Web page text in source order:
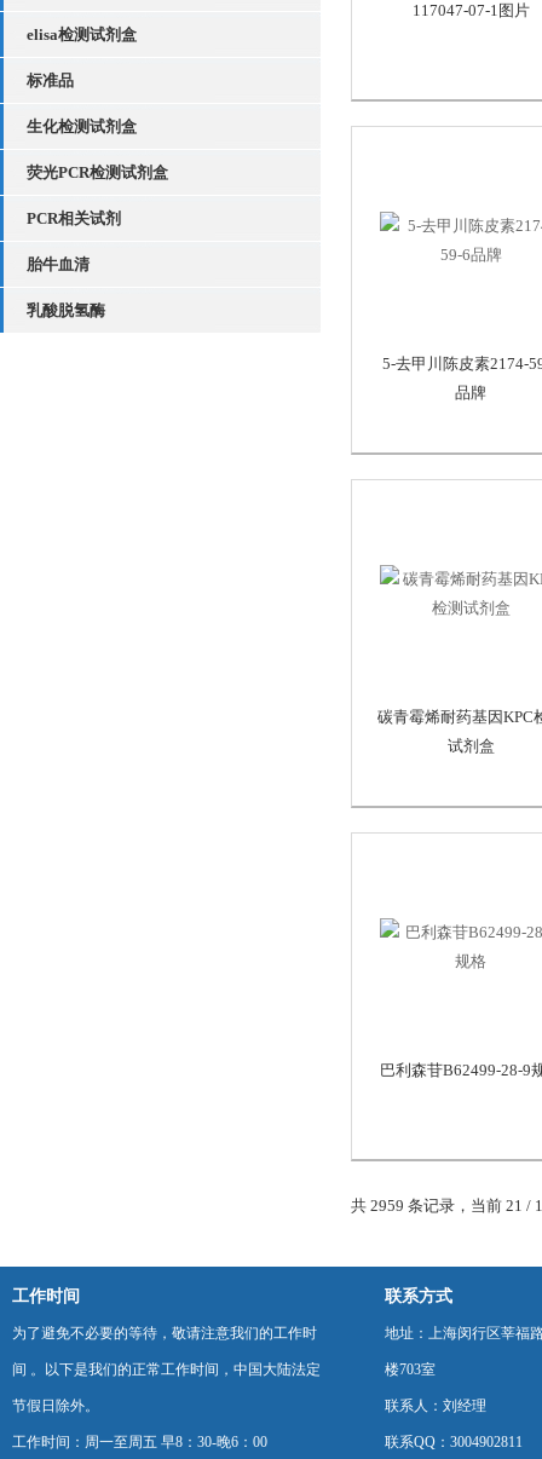
elisa检测试剂盒
标准品
生化检测试剂盒
荧光PCR检测试剂盒
PCR相关试剂
胎牛血清
乳酸脱氢酶
117047-07-1图片
5-去甲川陈皮素2174-
品牌
碳青霉烯耐药基因KPC
试剂盒
巴利森苷B62499-28-9
共 2959 条记录，当前 21 /
工作时间
为了避免不必要的等待，敬请注意我们的工作时
间 。以下是我们的正常工作时间，中国大陆法定
节假日除外。
工作时间：周一至周五 早8：30-晚6：00
联系方式
地址：上海闵行区莘福
楼703室
联系人：刘经理
联系QQ：3004902811